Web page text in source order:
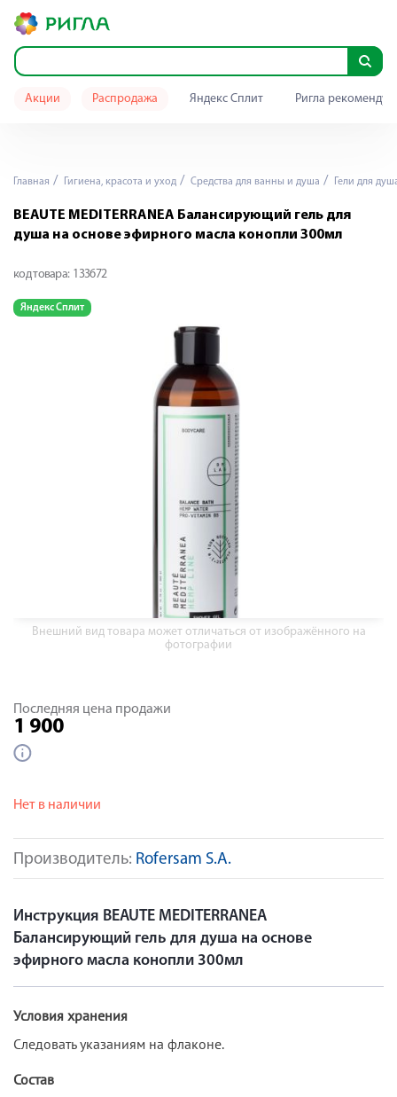
Акции Распродажа Яндекс Сплит Ригла
Главная Гигиена, красота и уход Средства для ванны и душа Гели для
BEAUTE MEDITERRANEA Балансирующий гель для
душа на основе эфирного масла конопли 300мл
код товара: 133672
Яндекс Сплит
Внешний вид товара может отличаться от изображённого на
фотографии
Производитель: Rofersam S.A.
Последняя цена продажи
1 900
Нет в наличии
Инструкция BEAUTE MEDITERRANEA
Балансирующий гель для душа на основе
эфирного масла конопли 300мл
Условия хранения
Следовать указаниям на флаконе.
Состав